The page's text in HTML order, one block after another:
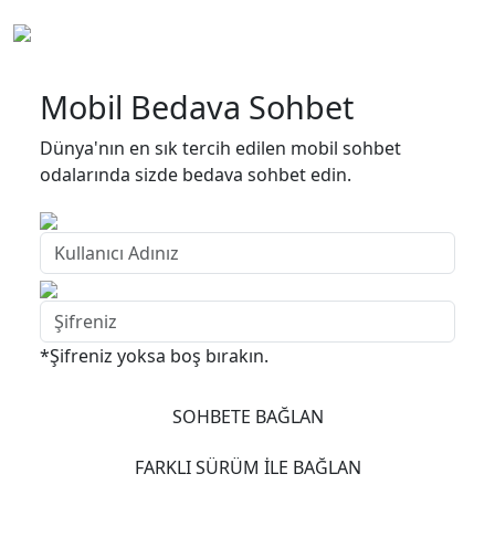
Mobil Bedava Sohbet
Dünya'nın en sık tercih edilen mobil sohbet
odalarında sizde bedava sohbet edin.
*Şifreniz yoksa boş bırakın.
SOHBETE BAĞLAN
FARKLI SÜRÜM İLE BAĞLAN